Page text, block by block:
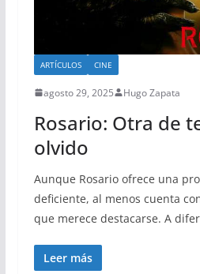
ARTÍCULOS CINE
agosto 29, 2025 Hugo Zapata
Rosario: Otra de
olvido
Aunque Rosario ofrece una
deficiente, al menos cuenta
que merece destacarse. A
Leer más